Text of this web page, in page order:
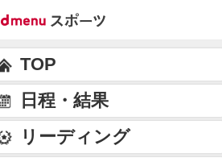
TOP
日程・結果
リーディング